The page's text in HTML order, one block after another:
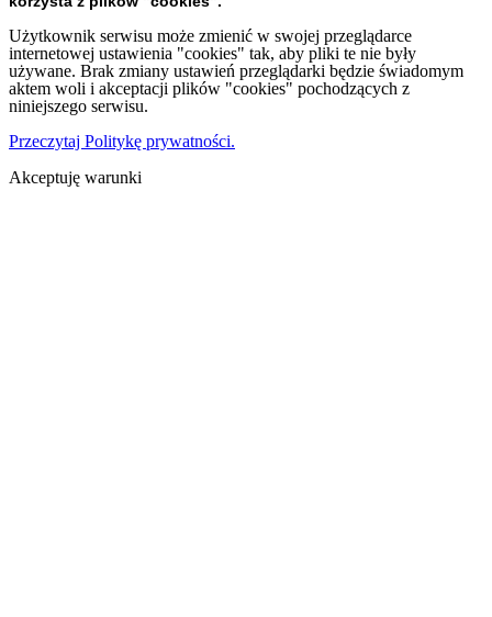
Użytkownik serwisu może zmienić w swojej przeglądarce
internetowej ustawienia "cookies" tak, aby pliki te nie były
używane. Brak zmiany ustawień przeglądarki będzie świadomym
aktem woli i akceptacji plików "cookies" pochodzących z
niniejszego serwisu.
Przeczytaj Politykę prywatności.
Akceptuję warunki